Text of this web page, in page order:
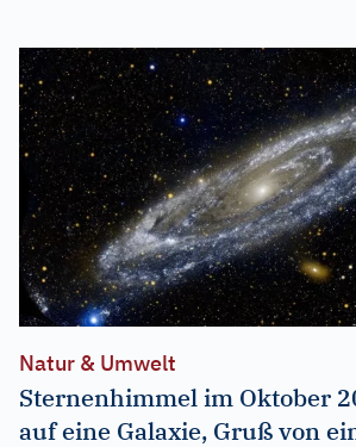
Natur & Umwelt
Sternenhimmel im Oktober
auf eine Galaxie, Gruß von